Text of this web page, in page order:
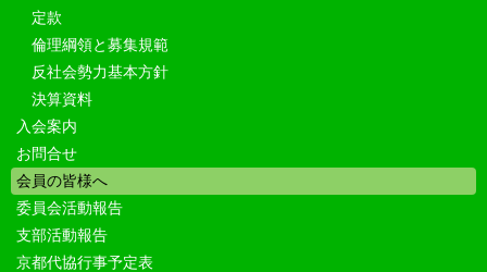
定款
倫理綱領と募集規範
反社会勢力基本方針
決算資料
入会案内
お問合せ
会員の皆様へ
委員会活動報告
支部活動報告
京都代協行事予定表